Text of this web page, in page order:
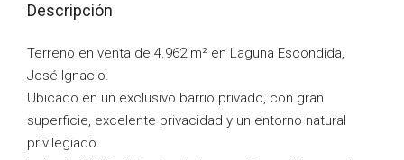
Descripción
Terreno en venta de 4.962 m² en Laguna Escondida,
José Ignacio.
Ubicado en un exclusivo barrio privado, con gran
superficie, excelente privacidad y un entorno natural
privilegiado.